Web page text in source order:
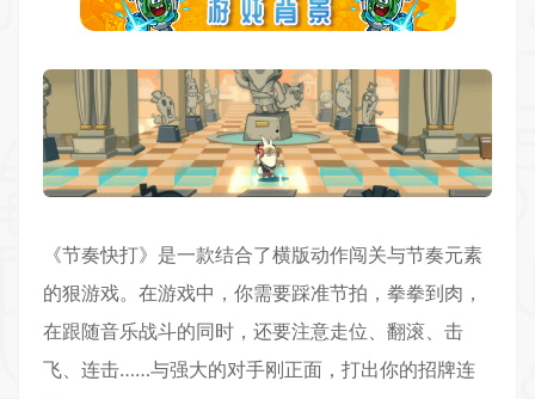
《节奏快打》是一款结合了横版动作闯关与节奏元素
的狠游戏。在游戏中，你需要踩准节拍，拳拳到肉，
在跟随音乐战斗的同时，还要注意走位、翻滚、击
飞、连击……与强大的对手刚正面，打出你的招牌连